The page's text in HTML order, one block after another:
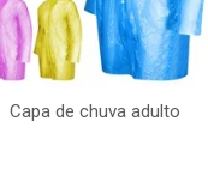
Capa de chuva adulto